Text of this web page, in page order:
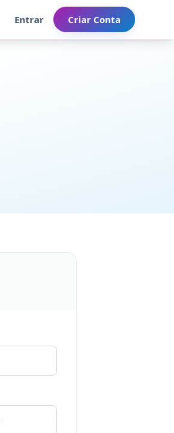
Entrar Criar Conta